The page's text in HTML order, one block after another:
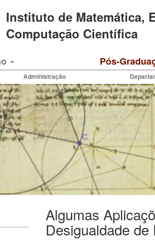
Instituto de Matemática,
Computação Científica
Pós-
Administração
Algumas
Desigualdade